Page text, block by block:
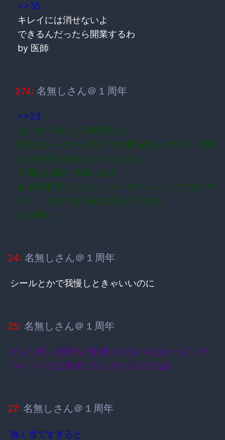
>>35
キレイには消せないよ
できるんだったら開業するわ
by 医師
274: 名無しさん＠１周年
>>23
せいぜい薄くなる程度だね。
強力なレーザーを当てて色素を焼くのだが、色素
だけが焼けるわけじゃないから
周囲の組織も火傷になる。
ある程度薄くしたらファンデーションでごまかす
けど、それでも完全に見えなくする
のは難しい。
24: 名無しさん＠１周年
シールとかで我慢しときゃいいのに
25: 名無しさん＠１周年
そんな軽い気持ちで刺青入れるバカはやっぱりそ
ういうバカな業者に引っかかるんだなあ
27: 名無しさん＠１周年
強く当てすぎると